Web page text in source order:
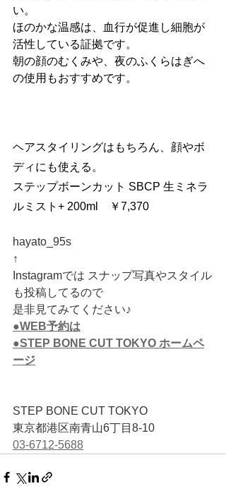
い。
ほのかな温感は、血行が促進し細胞が
活性している証拠です。
朝の顔のむくみや、夜のふくらはぎへ
の使用もおすすめです。
ヘアスタイリングはもちろん、顔やボ
ディにも使える。
ステップボーンカット SBCP 生ミネラ
ルミスト+ 200ml　￥7,370
hayato_95s
↑
Instagramでは スナップ写真やスタイル
も投稿してるので
是非見てみてください♪
●WEB予約は
●STEP BONE CUT TOKYO ホームペ
ージ
STEP BONE CUT TOKYO
東京都港区南青山6丁目8-10
03-6712-5688